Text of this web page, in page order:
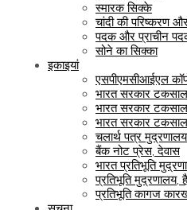
स्मारक सिक्के
चांदी की परिष्करण
पदक और प्राचीन
सोने का सिक्का
इकाइयां
एसपीएमसीआईएल
भारत सरकार
भारत सरकार
भारत सरकार
चलार्थ पत्र
बैंक नोट प्रेस, देवास
भारत प्रतिभूति
प्रतिभूति मुद्रणालय,
प्रतिभूति कागज